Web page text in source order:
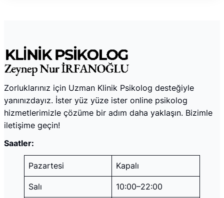
Zorluklarınız için Uzman Klinik Psikolog desteğiyle
yanınızdayız. İster yüz yüze ister online psikolog
hizmetlerimizle çözüme bir adım daha yaklaşın. Bizimle
iletişime geçin!
Saatler:
Pazartesi Kapalı
Salı 10:00–22:00